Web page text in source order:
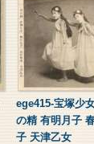
ege415-宝塚少
の精 有明月子
子 天津乙女